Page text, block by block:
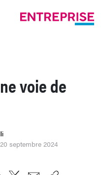
voie de
septembre 2024